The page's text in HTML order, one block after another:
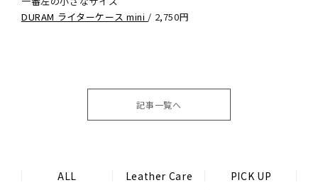
DURAM ライターケース mini / 2,750円
記事一覧へ
ALL Leather Care
PICK UP